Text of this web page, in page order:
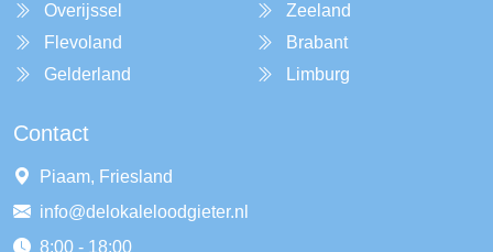
Overijssel
Flevoland
Gelderland
Zeeland
Brabant
Limburg
Contact
Piaam, Friesland
info@delokaleloodgieter.nl
8:00 - 18:00